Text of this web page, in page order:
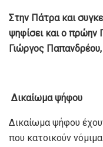
Στην Πάτρα και
ψηφίσει και ο
Γιώργος
Δικαίωμα ψήφου
Δικαίωμα ψήφου
που κατοικούν